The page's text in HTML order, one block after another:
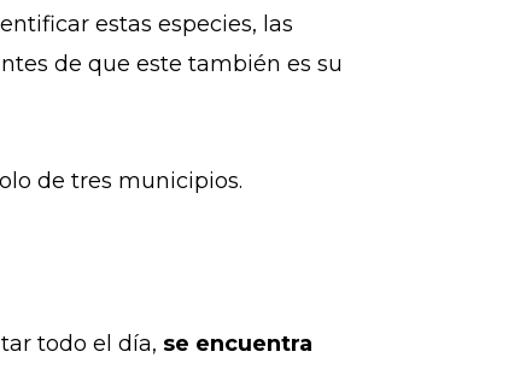
estas especies, las
de que este también es su
de tres municipios.
todo el día, se encuentra